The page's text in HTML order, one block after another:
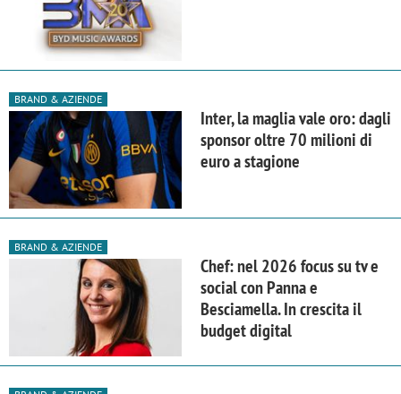
BRAND & AZIENDE
Inter, la maglia vale oro: dagli
sponsor oltre 70 milioni di
euro a stagione
BRAND & AZIENDE
Chef: nel 2026 focus su tv e
social con Panna e
Besciamella. In crescita il
budget digital